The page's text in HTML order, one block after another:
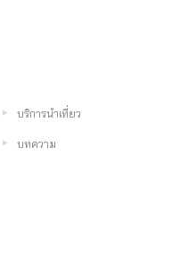
บริการนำเที่ยว
บทความ